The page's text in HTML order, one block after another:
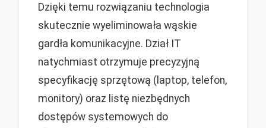
Dzięki temu rozwiązaniu technologia
skutecznie wyeliminowała wąskie
gardła komunikacyjne. Dział IT
natychmiast otrzymuje precyzyjną
specyfikację sprzętową (laptop, telefon,
monitory) oraz listę niezbędnych
dostępów systemowych do